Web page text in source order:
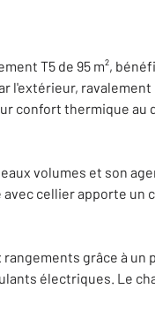
T5 de 95 m²,
l'extérieur,
confort thermique
volumes et son
avec cellier apporte un
grâce à un
électriques. Le